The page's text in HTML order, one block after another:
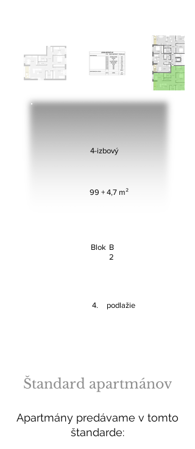
4-izbový
99 + 4,7 m²
Blok B
2
4. podlažie
Štandard apartmánov
Apartmány predávame v tomto
štandarde: